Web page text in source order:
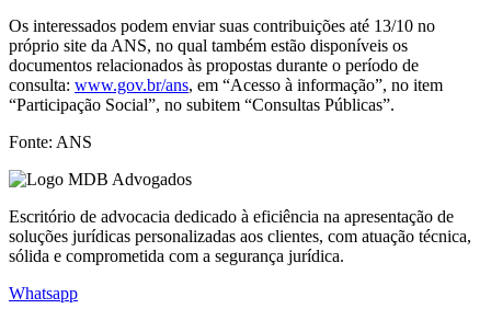
Os interessados podem enviar suas contribuições até 13/10 no
próprio site da ANS, no qual também estão disponíveis os
documentos relacionados às propostas durante o período de
consulta: www.gov.br/ans, em “Acesso à informação”, no item
“Participação Social”, no subitem “Consultas Públicas”.
Fonte: ANS
Escritório de advocacia dedicado à eficiência na apresentação de
soluções jurídicas personalizadas aos clientes, com atuação técnica,
sólida e comprometida com a segurança jurídica.
Whatsapp